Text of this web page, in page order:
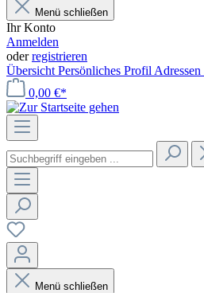
Menü schließen
Ihr Konto
Anmelden
oderregistrieren
Übersicht Persönliches Profil Adressen
0,00 €*
Menü schließen